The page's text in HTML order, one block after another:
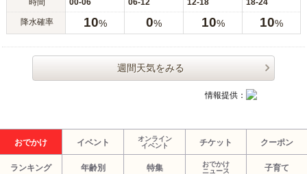
時間 00-06 06-12 12-18 18-24
降水確率 10% 0% 10% 10%
週間天気をみる
情報提供：
おでかけ イベント
オンライン
イベント
チケット クーポン
ランキング 年齢別 特集
おでかけ
ニュース
子育て